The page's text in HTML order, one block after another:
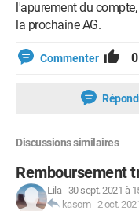
l'apurement du
la prochaine AG.
Commenter 0
Discussions similaires
Remboursement
Lila- 30 sept. 2021 à
kasom-2 oct.